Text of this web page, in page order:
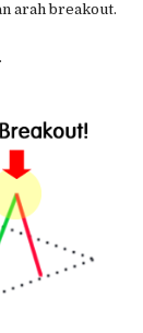
arah breakout.